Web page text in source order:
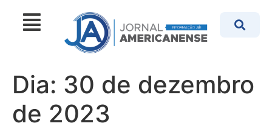
Dia: 30 de dezembro
de 2023